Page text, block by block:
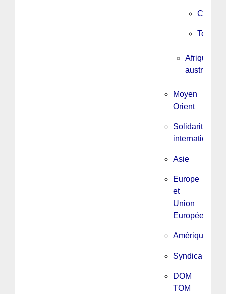
Tchad
Afrique
australe
Moyen
Orient
Solidarité
internationale
Asie
Europe
et
Union
Européenne
Amérique
Syndicalisme
DOM
TOM